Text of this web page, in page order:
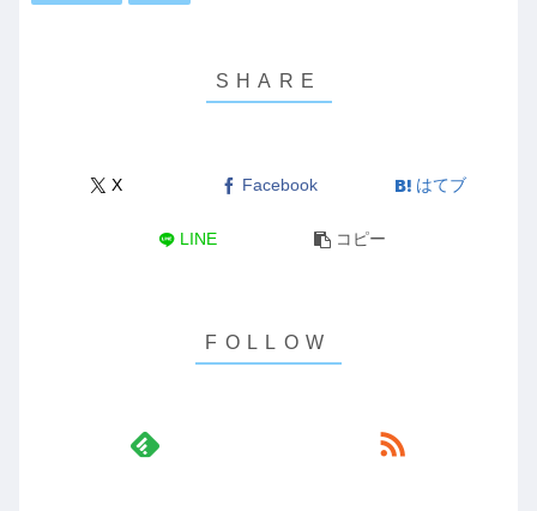
X Facebook はてブ
LINE コピー